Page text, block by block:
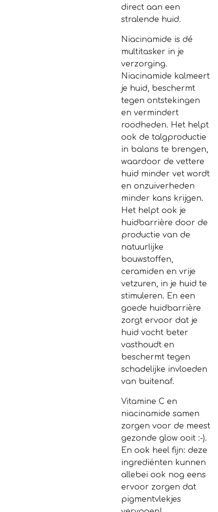
direct aan een
stralende huid.
Niacinamide is dé
multitasker in je
verzorging.
Niacinamide kalmeert
je huid, beschermt
tegen ontstekingen
en vermindert
roodheden. Het helpt
ook de talgproductie
in balans te brengen,
waardoor de vettere
huid minder vet wordt
en onzuiverheden
minder kans krijgen.
Het helpt ook je
huidbarrière door de
productie van de
natuurlijke
bouwstoffen,
ceramiden en vrije
vetzuren, in je huid te
stimuleren. En een
goede huidbarrière
zorgt ervoor dat je
huid vocht beter
vasthoudt en
beschermt tegen
schadelijke invloeden
van buitenaf.
Vitamine C en
niacinamide samen
zorgen voor de meest
gezonde glow ooit :-).
En ook heel fijn: deze
ingrediënten kunnen
allebei ook nog eens
ervoor zorgen dat
pigmentvlekjes